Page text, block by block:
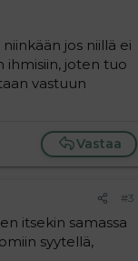
jos niillä ei
ihmisiin, joten tuo
vastuun
Vastaa
#3
itsekin samassa
syytellä,